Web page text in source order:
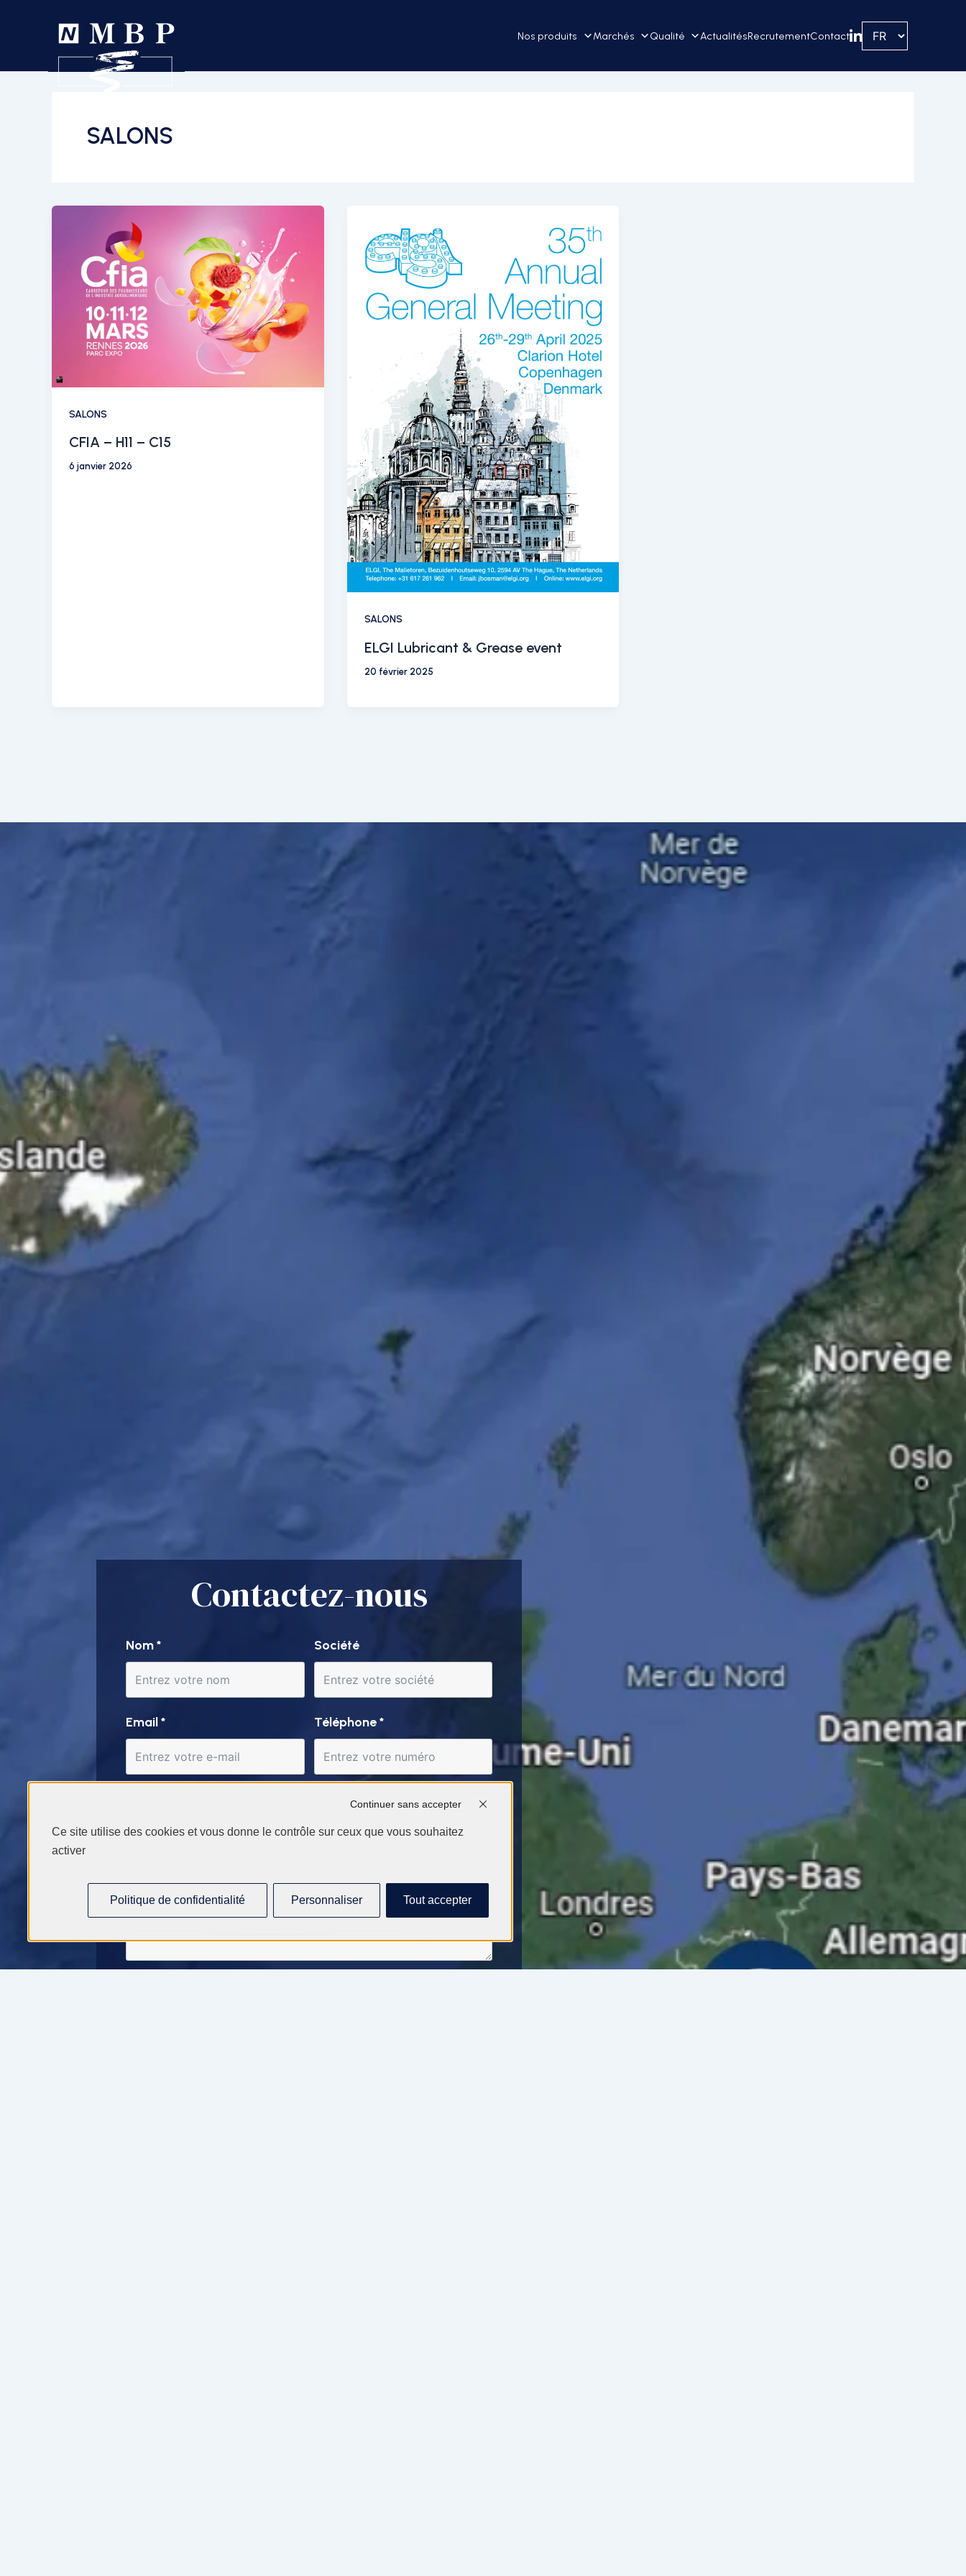
Nos produits Marchés Qualité ActualitésRecrutementContact
Linkedin
SALONS
SALONS
CFIA – H11 – C15
6 janvier 2026
SALONS
ELGI Lubricant & Grease event
20 février 2025
Contactez-nous
Nom* Société
Email* Téléphone*
Ce site utilise des cookies et vous donne le contrôle sur ceux que vous souhaitez
activer
Tout accepter
Continuer sans accepter
Personnaliser
Politique de confidentialité